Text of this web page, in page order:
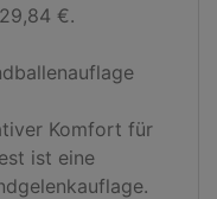
€.
Komfort für
ist eine